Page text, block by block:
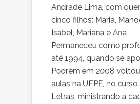
Andrade Lima, com
cinco filhos: Maria,
Isabel, Mariana e Ana
Permaneceu como
até 1994, quando se
Poorém em 2008
aulas na UFPE, no curso
Letras, ministrando a